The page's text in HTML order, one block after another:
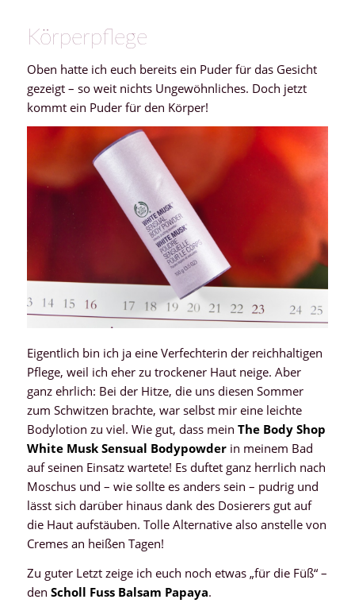
Körperpflege
Oben hatte ich euch bereits ein Puder für das Gesicht
gezeigt – so weit nichts Ungewöhnliches. Doch jetzt
kommt ein Puder für den Körper!
Eigentlich bin ich ja eine Verfechterin der reichhaltigen
Pflege, weil ich eher zu trockener Haut neige. Aber
ganz ehrlich: Bei der Hitze, die uns diesen Sommer
zum Schwitzen brachte, war selbst mir eine leichte
Bodylotion zu viel. Wie gut, dass mein The Body Shop
White Musk Sensual Bodypowderin meinem Bad
auf seinen Einsatz wartete! Es duftet ganz herrlich nach
Moschus und – wie sollte es anders sein – pudrig und
lässt sich darüber hinaus dank des Dosierers gut auf
die Haut aufstäuben. Tolle Alternative also anstelle von
Cremes an heißen Tagen!
Zu guter Letzt zeige ich euch noch etwas „für die Füß“ –
den Scholl Fuss Balsam Papaya.